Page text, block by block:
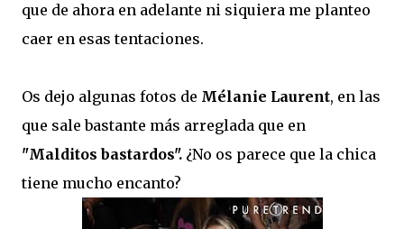
que de ahora en adelante ni siquiera me planteo
caer en esas tentaciones.
Os dejo algunas fotos de Mélanie Laurent, en las
que sale bastante más arreglada que en
"Malditos bastardos". ¿No os parece que la chica
tiene mucho encanto?